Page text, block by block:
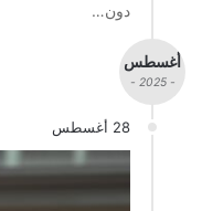
دون…
أغسطس
- 2025 -
28 أغسطس